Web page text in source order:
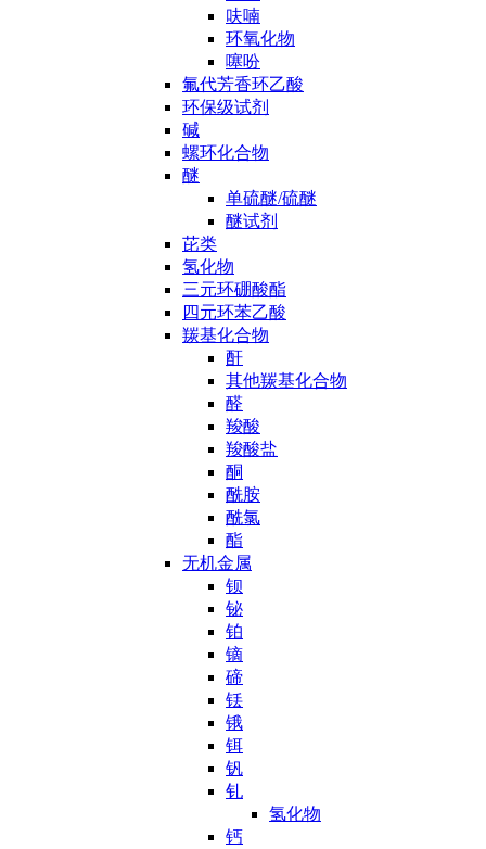
呋喃
环氧化物
噻吩
氟代芳香环乙酸
环保级试剂
碱
螺环化合物
醚
单硫醚/硫醚
醚试剂
芘类
氢化物
三元环硼酸酯
四元环苯乙酸
羰基化合物
酐
其他羰基化合物
醛
羧酸
羧酸盐
酮
酰胺
酰氯
酯
无机金属
钡
铋
铂
镝
碲
铥
锇
铒
钒
钆
氢化物
钙